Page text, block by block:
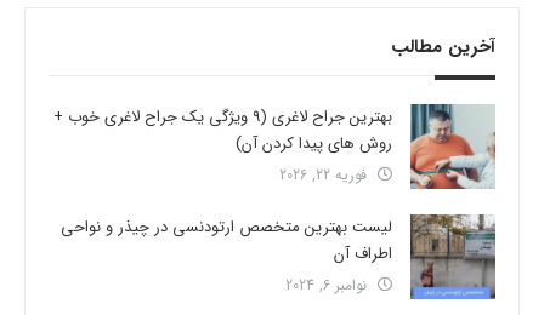
آخرین مطالب
بهترین جراح لاغری (9 ویژگی یک جراح لاغری خوب +
روش های پیدا کردن آن)
فوریه 22, 2026
لیست بهترین متخصص ارتودنسی در چیذر و نواحی
اطراف آن
نوامبر 6, 2024